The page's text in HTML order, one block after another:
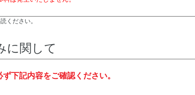
ください。
に関して
下記内容をご確認ください。